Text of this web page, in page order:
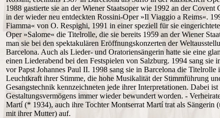
1988 gastierte sie an der Wiener Staatsoper wie 1992 an der
in der wieder neu entdeckten Rossini-Oper »Il Viaggio a Reims«.
Fiamma« von O. Respighi, 1991 in einer speziell für sie
Oper »Salome« die Titelrolle, die sie bereits 1959 an der Wiener
man sie bei den spektakulären Eröffnungskonzerten der
Barcelona. Auch als Lieder- und Oratoriensängerin hatte sie eine
einen Liederabend bei den Festspielen von Salzburg. 1994 sang
vor Papst Johannes Paul II. 1998 sang sie in Barcelona die
Leuchtkraft ihrer Stimme, die hohe Musikalität der Stimmführung
Gesangstechnik kennzeichneten jede ihrer Interpretationen. Dabei
Gestaltungsvermögens immer wieder bewundert worden. -
Martí (* 1934), auch ihre Tochter Montserrat Martí trat als Sängerin
mit ihrer Mutter) auf.